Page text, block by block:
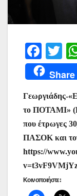
F
a
c
e
b
o
o
k
T
w
er
Share
Γεωργιάδης-
το ΠΟΤΑΜΙ»
που έτρωγες
ΠΑΣΟΚ και
https://
Κοινοποιήστε: